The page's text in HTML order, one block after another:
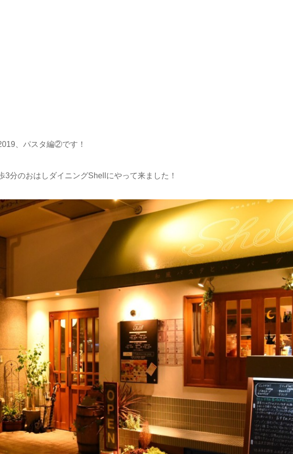
、パスタ編②です！
分のおはしダイニングShellにやって来ました！